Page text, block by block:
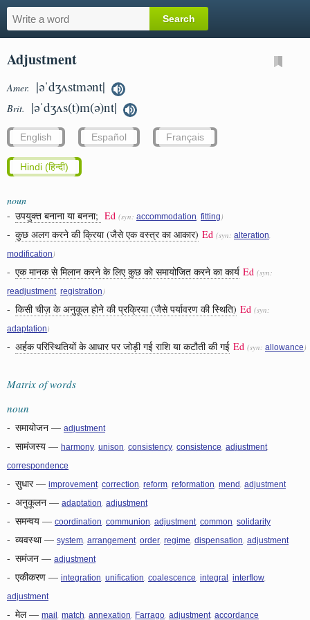
Adjustment
Amer. |əˈdʒʌstmənt|
Brit. |əˈdʒʌs(t)m(ə)nt|
English Español Français
Hindi (हिन्दी)
noun
- उपयुक्त बनाना या बनना; Ed (syn: accommodation fitting )
- कुछ अलग करने की क्रिया (जैसे एक वस्त्र का आकार) Ed (syn: alteration
modification )
- एक मानक से मिलान करने के लिए कुछ को समायोजित करने का कार्य Ed (syn:
readjustment registration )
- किसी चीज़ के अनुकूल होने की प्रक्रिया (जैसे पर्यावरण की स्थिति) Ed (syn:
adaptation )
- अर्हक परिस्थितियों के आधार पर जोड़ी गई राशि या कटौती की गई Ed (syn: allowance )
Matrix of words
noun
- समायोजन — adjustment
- सामंजस्य — harmony unison consistency consistence adjustment
correspondence
- सुधार— improvement correction reform reformation mend adjustment
- अनुकूलन — adaptation adjustment
- समन्वय — coordination communion adjustment common solidarity
- व्यवस्था— system arrangement order regime dispensation adjustment
- समंजन — adjustment
- एकीकरण — integration unification coalescence integral interflow
adjustment
- मेल— mail match annexation Farrago adjustment accordance